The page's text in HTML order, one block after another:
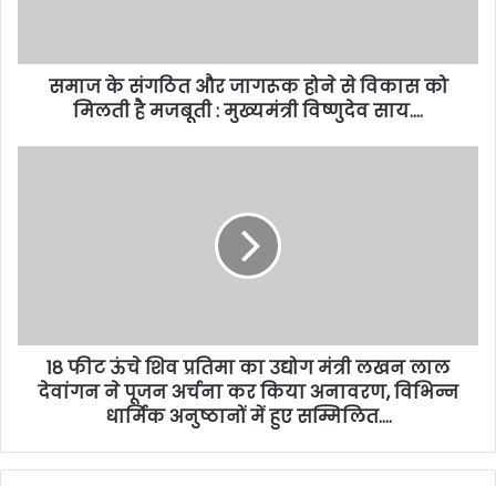
समाज के संगठित और जागरूक होने से विकास को
मिलती है मजबूती : मुख्यमंत्री विष्णुदेव साय….
18 फीट ऊंचे शिव प्रतिमा का उद्योग मंत्री लखन लाल
देवांगन ने पूजन अर्चना कर किया अनावरण, विभिन्न
धार्मिक अनुष्ठानों में हुए सम्मिलित….